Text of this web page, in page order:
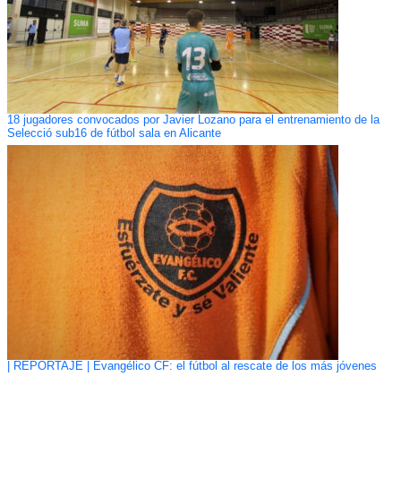
18 jugadores convocados por Javier Lozano para el entrenamiento de la
Selecció sub16 de fútbol sala en Alicante
| REPORTAJE | Evangélico CF: el fútbol al rescate de los más jóvenes